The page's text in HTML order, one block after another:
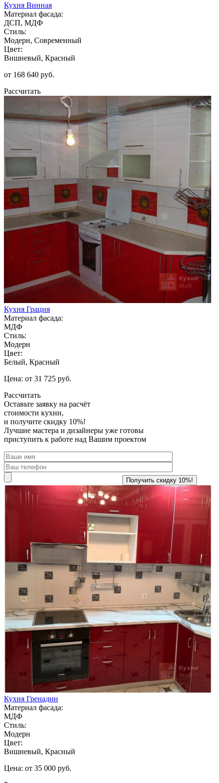
Кухня Винная
Материал фасада:
ДСП, МДФ
Стиль:
Модерн, Современный
Цвет:
Вишневый, Красный
от 168 640 руб.
Рассчитать
Кухня Грация
Материал фасада:
МДФ
Стиль:
Модерн
Цвет:
Белый, Красный
Цена: от 31 725 руб.
Рассчитать
Оставьте заявку на расчёт
стоимости кухни,
и получите скидку 10%!
Лучшие мастера и дизайнеры уже готовы
приступить к работе над Вашим проектом
Кухня Гренадин
Материал фасада:
МДФ
Стиль:
Модерн
Цвет:
Вишневый, Красный
Цена: от 35 000 руб.